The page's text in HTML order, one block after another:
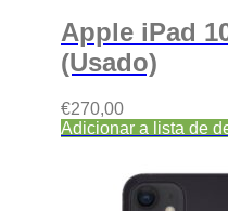
Apple iPad
(Usado)
€270,00
Adicionar a lista de